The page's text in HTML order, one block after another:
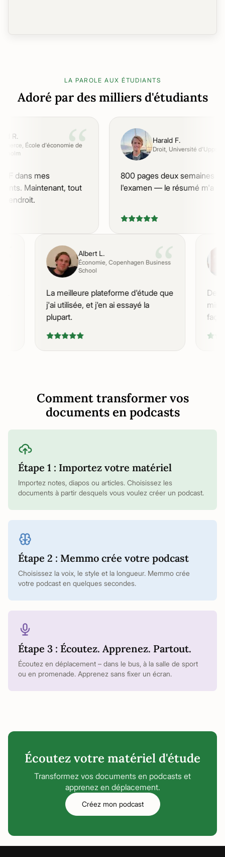
LA PAROLE AUX ÉTUDIANTS
Adoré par des milliers d'étudiants
“
R.
, École d'économie de
dans mes
Maintenant, tout
endroit.
Harald F.
Droit, Université d'Uppsala
800 pages deux semaines
l'examen — le résumé m'a
“
Albert L.
Économie, Copenhagen Business
School
La meilleure plateforme d'étude que
j'ai utilisée, et j'en ai essayé la
plupart.
Comment transformer vos
documents en podcasts
Étape 1 : Importez votre matériel
Importez notes, diapos ou articles. Choisissez les
documents à partir desquels vous voulez créer un podcast.
Étape 2 : Memmo crée votre podcast
Choisissez la voix, le style et la longueur. Memmo crée
votre podcast en quelques secondes.
Étape 3 : Écoutez. Apprenez. Partout.
Écoutez en déplacement – dans le bus, à la salle de sport
ou en promenade. Apprenez sans fixer un écran.
Écoutez votre matériel d'étude
Transformez vos documents en podcasts et
apprenez en déplacement.
Créez mon podcast